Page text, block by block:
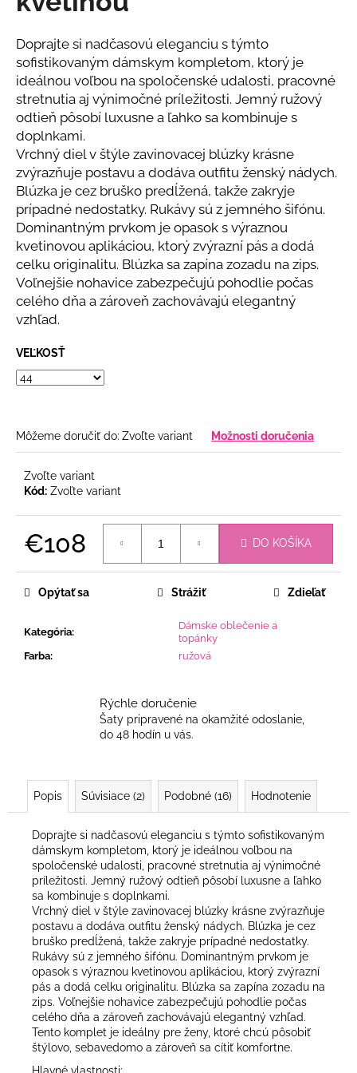
z
hviezdičiek.
Doprajte si nadčasovú eleganciu s týmto
sofistikovaným dámskym kompletom, ktorý je
ideálnou voľbou na spoločenské udalosti, pracovné
stretnutia aj výnimočné príležitosti. Jemný ružový
odtieň pôsobí luxusne a ľahko sa kombinuje s
doplnkami.
Vrchný diel v štýle zavinovacej blúzky krásne
zvýrazňuje postavu a dodáva outfitu ženský nádych.
Blúzka je cez bruško predĺžená, takže zakryje
prípadné nedostatky. Rukávy sú z jemného šifónu.
Dominantným prvkom je opasok s výraznou
kvetinovou aplikáciou, ktorý zvýrazní pás a dodá
celku originalitu. Blúzka sa zapína zozadu na zips.
Voľnejšie nohavice zabezpečujú pohodlie počas
celého dňa a zároveň zachovávajú elegantný
vzhľad.
VEĽKOSŤ
Môžeme doručiť do: Zvoľte variant Možnosti doručenia
Zvoľte variant
Kód: Zvoľte variant
€108 DO KOŠÍKA
Kategória:
Dámske oblečenie a
topánky
Farba: ružová
Opýtať sa Strážiť Zdieľať
Rýchle doručenie
Šaty pripravené na okamžité odoslanie,
do 48 hodín u vás.
Popis Súvisiace (2) Podobné (16) Hodnotenie
Doprajte si nadčasovú eleganciu s týmto sofistikovaným
dámskym kompletom, ktorý je ideálnou voľbou na
spoločenské udalosti, pracovné stretnutia aj výnimočné
príležitosti. Jemný ružový odtieň pôsobí luxusne a ľahko
sa kombinuje s doplnkami.
Vrchný diel v štýle zavinovacej blúzky krásne zvýrazňuje
postavu a dodáva outfitu ženský nádych. Blúzka je cez
bruško predĺžená, takže zakryje prípadné nedostatky.
Rukávy sú z jemného šifónu. Dominantným prvkom je
opasok s výraznou kvetinovou aplikáciou, ktorý zvýrazní
pás a dodá celku originalitu. Blúzka sa zapína zozadu na
zips. Voľnejšie nohavice zabezpečujú pohodlie počas
celého dňa a zároveň zachovávajú elegantný vzhľad.
Tento komplet je ideálny pre ženy, ktoré chcú pôsobiť
štýlovo, sebavedomo a zároveň sa cítiť komfortne.
Hlavné vlastnosti:
m
e
BLEDOMODRÝ
ŠTRUKTÚROVANÝ
KOSTÝM
€139